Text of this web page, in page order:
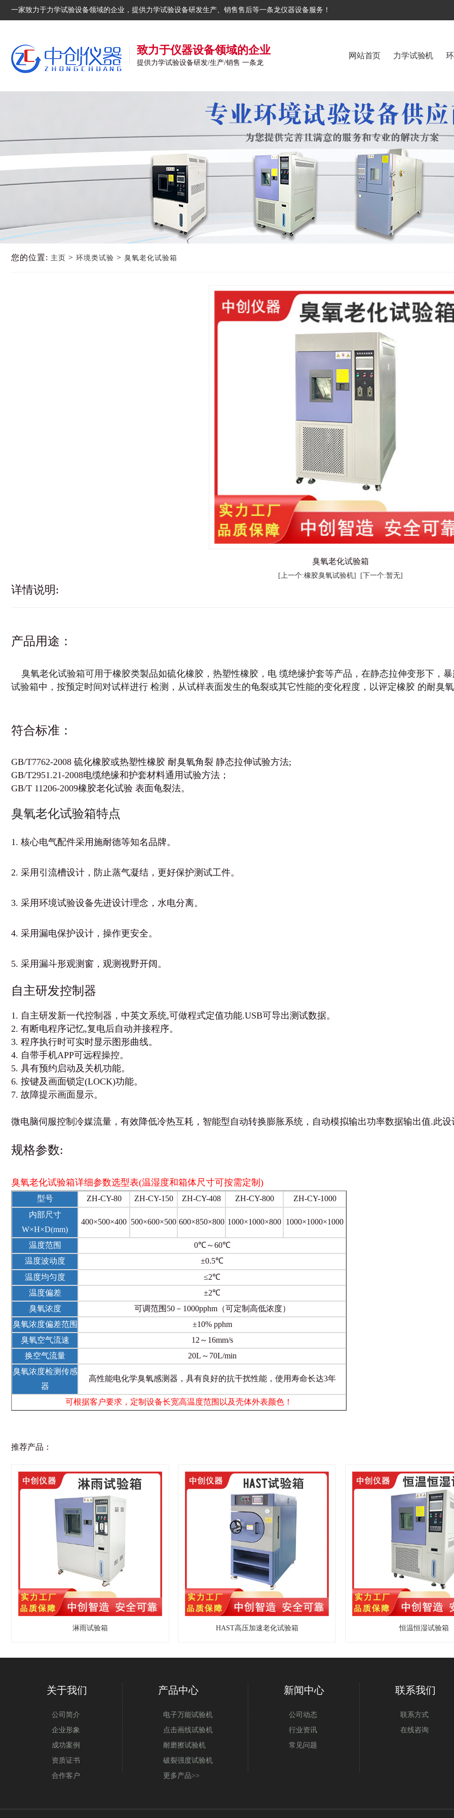
一家致力于力学试验设备领域的企业，提供力学试验设备研发生产、销售售后等一条龙仪器设备服务！
致力于仪器设备领域的企业
提供力学试验设备研发/生产/销售 一条龙
网站首页 力学试验机
您的位置: 主页 > 环境类试验 > 臭氧老化试验箱
臭氧老化试验箱
[上一个:橡胶臭氧试验机] [下一个:暂无]
详情说明:
产品用途：
臭氧老化试验箱可用于橡胶类製品如硫化橡胶，热塑性橡胶，电 缆绝缘护套等产品，在静态拉伸变形下，
试验箱中，按预定时间对试样进行 检测，从试样表面发生的龟裂或其它性能的变化程度，以评定橡胶 的耐臭氧
符合标准：
GB/T7762-2008 硫化橡胶或热塑性橡胶 耐臭氧角裂 静态拉伸试验方法;
GB/T2951.21-2008电缆绝缘和护套材料通用试验方法；
GB/T 11206-2009橡胶老化试验 表面龟裂法。
臭氧老化试验箱特点
1. 核心电气配件采用施耐德等知名品牌。
2. 采用引流槽设计，防止蒸气凝结，更好保护测试工件。
3. 采用环境试验设备先进设计理念，水电分离。
4. 采用漏电保护设计，操作更安全。
5. 采用漏斗形观测窗，观测视野开阔。
自主研发控制器
1. 自主研发新一代控制器，中英文系统,可做程式定值功能.USB可导出测试数据。
2. 有断电程序记忆,复电后自动并接程序。
3. 程序执行时可实时显示图形曲线。
4. 自带手机APP可远程操控。
5. 具有预约启动及关机功能。
6. 按键及画面锁定(LOCK)功能。
7. 故障提示画面显示。
微电脑伺服控制冷媒流量，有效降低冷热互耗，智能型自动转换膨胀系统，自动模拟输出功率数据输出值.此设
规格参数:
臭氧老化试验箱详细参数选型表(温湿度和箱体尺寸可按需定制)
型号 ZH-CY-80 ZH-CY-150 ZH-CY-408 ZH-CY-800
ZH-CY-1000
内部尺寸
W×H×D(mm)
400×500×400 500×600×500 600×850×800 1000×1000×800 1000×1000×1000
温度范围
0℃～60℃
温度波动度
±0.5℃
温度均匀度
≤2℃
温度偏差
±2℃
臭氧浓度
可调范围50－1000pphm（可定制高低浓度）
臭氧浓度偏差范围
±10% pphm
臭氧空气流速
12～16mm/s
换空气流量
20L～70L/min
臭氧浓度检测传感
器
高性能电化学臭氧感测器，具有良好的抗干扰性能，使用寿命长达3年
可根据客户要求，定制设备长宽高温度范围以及壳体外表颜色！
推荐产品：
淋雨试验箱 HAST高压加速老化试验箱 恒温恒湿试验箱
关于我们
公司简介
企业形象
成功案例
资质证书
合作客户
产品中心
电子万能试验机
点击画线试验机
耐磨擦试验机
破裂强度试验机
更多产品>>
新闻中心
公司动态
行业资讯
常见问题
联系我们
联系方式
在线咨询